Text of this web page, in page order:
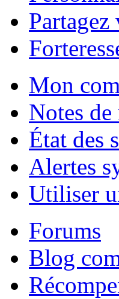
Partagez
Mon
Notes
État des
Alertes
Utiliser
Forums
Blog